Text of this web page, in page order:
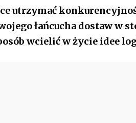
utrzymać
łańcucha dostaw w
wcielić w życie idee